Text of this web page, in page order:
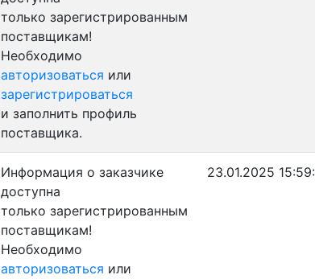
только зарегистрированным
поставщикам!
Необходимо
авторизоваться или
зарегистрироваться
и заполнить профиль
поставщика.
Информация о заказчике
доступна
только зарегистрированным
поставщикам!
Необходимо
авторизоваться или
23.01.2025